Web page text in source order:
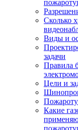
Сколько
Виды и
задачи
Правила
Цели и
Какие